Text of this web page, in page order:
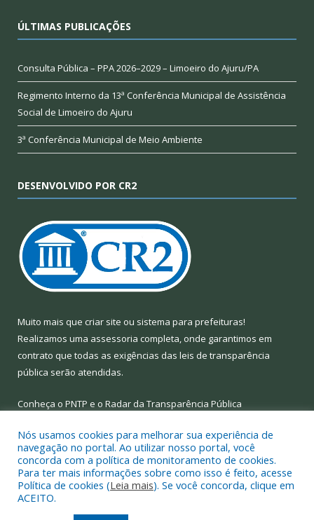
ÚLTIMAS PUBLICAÇÕES
Consulta Pública – PPA 2026–2029 – Limoeiro do Ajuru/PA
Regimento Interno da 13ª Conferência Municipal de Assistência
Social de Limoeiro do Ajuru
3ª Conferência Municipal de Meio Ambiente
DESENVOLVIDO POR CR2
Muito mais que criar site ou sistema para prefeituras!
Realizamos uma assessoria completa, onde garantimos em
contrato que todas as exigências das leis de transparência
pública serão atendidas.
Conheça o PNTP e o Radar da Transparência Pública
Todos os direitos reservados a Prefeitura Municipal de Limoeiro
do Ajuru.
Nós usamos cookies para melhorar sua experiência de
navegação no portal. Ao utilizar nosso portal, você
concorda com a política de monitoramento de cookies.
Para ter mais informações sobre como isso é feito, acesse
Política de cookies (Leia mais). Se você concorda, clique em
ACEITO.